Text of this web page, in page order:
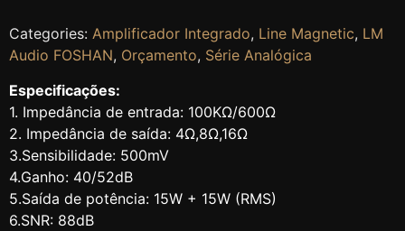
Categories: Amplificador Integrado, Line Magnetic, LM
Audio FOSHAN, Orçamento, Série Analógica
Especificações:
1. Impedância de entrada: 100KΩ/600Ω
2. Impedância de saída: 4Ω,8Ω,16Ω
3.Sensibilidade: 500mV
4.Ganho: 40/52dB
5.Saída de potência: 15W + 15W (RMS)
6.SNR: 88dB